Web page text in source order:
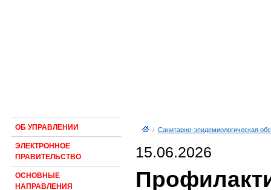
ОБ УПРАВЛЕНИИ
ЭЛЕКТРОННОЕ
ПРАВИТЕЛЬСТВО
ОСНОВНЫЕ
НАПРАВЛЕНИЯ
/ Санитарно-эпидемиологическая
15.06.2026